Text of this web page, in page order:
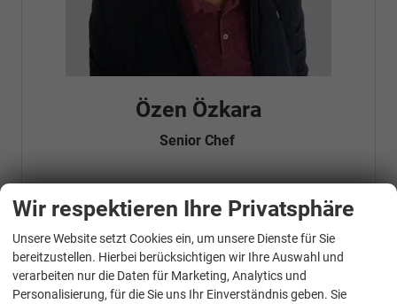
Özen Özkara
Senior Chef
Telefonnummer: 07181 - 47695 15
info@autohausrems.de
Fahrzeugnr.
Geparkte Fahrzeuge (0)
Wir respektieren Ihre Privatsphäre
Unsere Website setzt Cookies ein, um unsere Dienste für Sie
bereitzustellen. Hierbei berücksichtigen wir Ihre Auswahl und
verarbeiten nur die Daten für Marketing, Analytics und
Personalisierung, für die Sie uns Ihr Einverständnis geben. Sie